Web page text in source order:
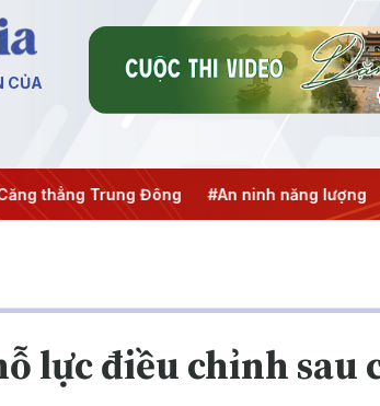
CỦA
Trung Đông #An ninh năng lượng #Bảo
lực điều chỉnh sau